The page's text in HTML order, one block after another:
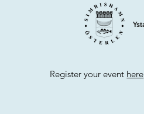
Register your event here